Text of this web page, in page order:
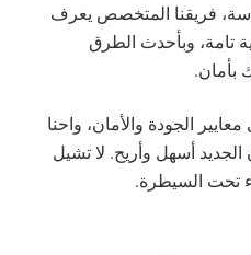
فريقنا المتخصص يعرف
تامة، وبأحدث الطرق
بأمان.
الجودة والأمان، واحنا
أسهل وأريح. لا تشيل
تحت السيطرة.